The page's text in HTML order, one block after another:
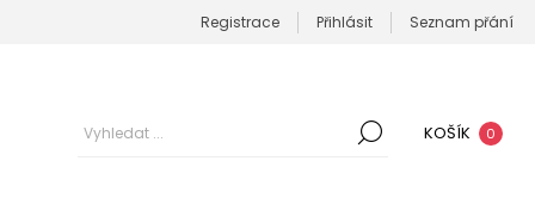
Registrace Přihlásit Seznam přání
KOŠÍK 0